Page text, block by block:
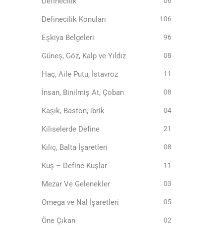
Definecilik Konuları 106
Eşkiya Belgeleri 96
Güneş, Göz, Kalp ve Yıldız 08
Haç, Aile Putu, İstavroz 11
İnsan, Binilmiş At, Çoban 08
Kaşık, Baston, ibrik 04
Kiliselerde Define 21
Kılıç, Balta İşaretleri 08
Kuş – Define Kuşlar 11
Mezar Ve Gelenekler 03
Omega ve Nal İşaretleri 05
Öne Çıkan 02